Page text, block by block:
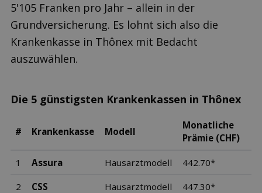
5'105 Franken pro Jahr – allein in der
Grundversicherung. Es lohnt sich also die
Krankenkasse in Thônex mit Bedacht
auszuwählen.
Die 5 günstigsten Krankenkassen in Thônex
# Krankenkasse Modell
Monatliche
Prämie (CHF)
1 Assura Hausarztmodell 442.70*
2 CSS Hausarztmodell 447.30*